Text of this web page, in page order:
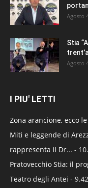
Agosto
Stia
Agosto
I PIU' LETTI
Zona arancione, ecco
Miti e leggende di
rappresenta il Dr... -
Pratovecchio Stia: il
Teatro degli Antei -